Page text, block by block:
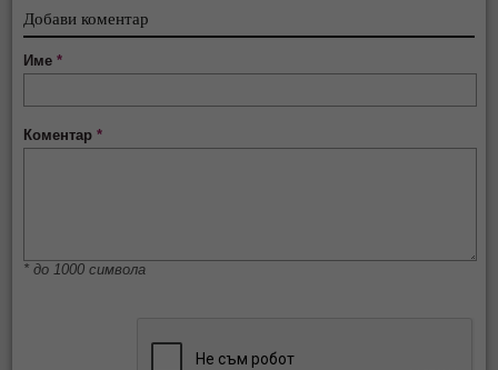
Добави коментар
Име*
Коментар*
* до 1000 символа